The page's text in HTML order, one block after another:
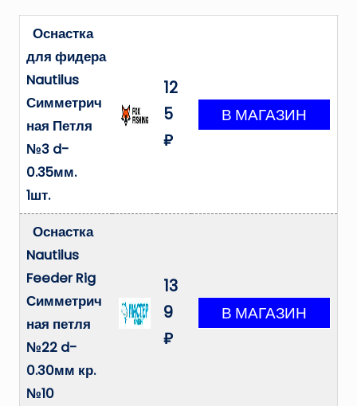
Оснастка
для фидера
Nautilus
Симметрич
ная Петля
№3 d-
0.35мм.
1шт.
12
5
₽
Оснастка
Nautilus
Feeder Rig
Симметрич
ная петля
№22 d-
0.30мм кр.
№10
13
9
₽